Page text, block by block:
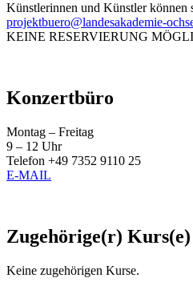
Künstlerinnen und Künstler
projektbuero@landesakademie-
KEINE RESERVIERUNG
Konzertbüro
Montag – Freitag
9 – 12 Uhr
Telefon +49 7352 9110 25
E-MAIL
Zugehörige(r) Kurs(e)
Keine zugehörigen Kurse.